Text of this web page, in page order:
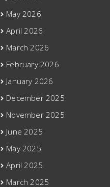
May 2026
April 2026
March 2026
February 2026
January 2026
December 2025
November 2025
June 2025
May 2025
April 2025
March 2025